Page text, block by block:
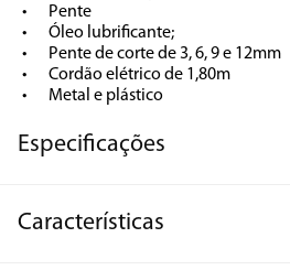
•	Pente
•	Óleo lubrificante;
•	Pente de corte de 3, 6, 9 e 12mm
•	Cordão elétrico de 1,80m
•	Metal e plástico
Especificações
Características